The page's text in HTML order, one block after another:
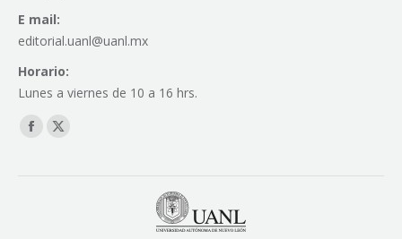
E mail:
editorial.uanl@uanl.mx
Horario:
Lunes a viernes de 10 a 16 hrs.
Find us on:
Facebook
X